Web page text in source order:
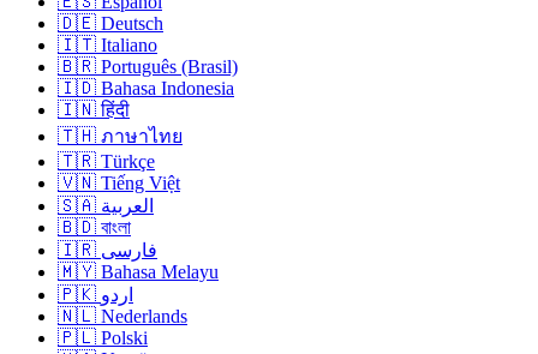
🇩🇪 Deutsch
🇮🇹 Italiano
🇧🇷 Português (Brasil)
🇮🇩 Bahasa Indonesia
🇮🇳 हिंदी
🇹🇭 ภาษาไทย
🇹🇷 Türkçe
🇻🇳 Tiếng Việt
🇸🇦 العربية
🇧🇩 বাংলা
🇮🇷 فارسی
🇲🇾 Bahasa Melayu
🇵🇰 اردو
🇳🇱 Nederlands
🇵🇱 Polski